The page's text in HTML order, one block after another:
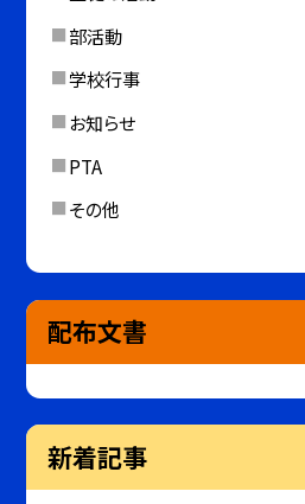
部活動
学校行事
お知らせ
PTA
その他
配布文書
新着記事